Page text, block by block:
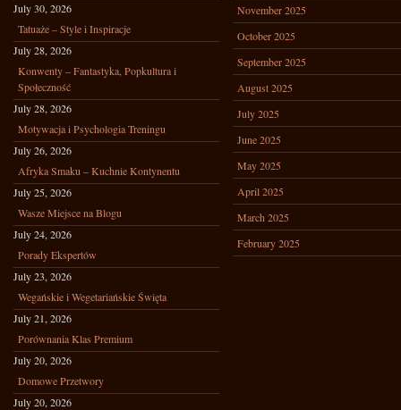
July 30, 2026
Tatuaże – Style i Inspiracje
July 28, 2026
Konwenty – Fantastyka, Popkultura i
Społeczność
July 28, 2026
Motywacja i Psychologia Treningu
July 26, 2026
Afryka Smaku – Kuchnie Kontynentu
July 25, 2026
Wasze Miejsce na Blogu
July 24, 2026
Porady Ekspertów
July 23, 2026
Wegańskie i Wegetariańskie Święta
July 21, 2026
Porównania Klas Premium
July 20, 2026
Domowe Przetwory
July 20, 2026
November 2025
October 2025
September 2025
August 2025
July 2025
June 2025
May 2025
April 2025
March 2025
February 2025